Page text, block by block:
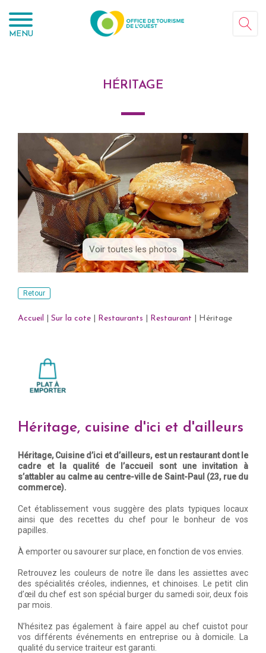
MENU
HÉRITAGE
Voir toutes les photos
Retour
Accueil Sur la cote Restaurants Restaurant Héritage
Héritage, cuisine d'ici et d'ailleurs
Héritage, Cuisine d’ici et d’ailleurs, est un restaurant dont le
cadre et la qualité de l’accueil sont une invitation à
s’attabler au calme au centre-ville de Saint-Paul (23, rue du
commerce).
Cet établissement vous suggère des plats typiques locaux
ainsi que des recettes du chef pour le bonheur de vos
papilles.
À emporter ou savourer sur place, en fonction de vos envies.
Retrouvez les couleurs de notre île dans les assiettes avec
des spécialités créoles, indiennes, et chinoises. Le petit clin
d’œil du chef est son spécial burger du samedi soir, deux fois
par mois.
N’hésitez pas également à faire appel au chef cuistot pour
vos différents événements en entreprise ou à domicile. La
qualité du service traiteur est garanti.